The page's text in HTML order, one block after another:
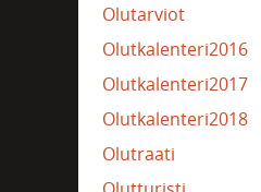
Olutarviot
Olutkalenteri2016
Olutkalenteri2017
Olutkalenteri2018
Olutraati